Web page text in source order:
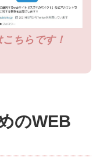
ちらです！
のWEB